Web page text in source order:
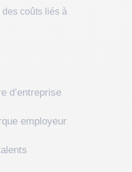
coûts liés à
d’entreprise
employeur